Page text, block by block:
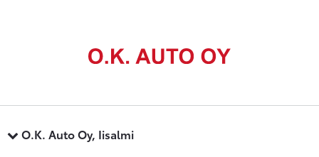
O.K. Auto Oy, Iisalmi